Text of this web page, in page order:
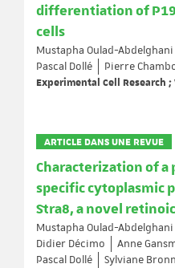
differentiation of
cells
Mustapha Oulad-Abdelghani
Pascal Dollé
Pierre
Experimental Cell Research
ARTICLE DANS UNE REVUE
Characterization of
specific cytoplasmic
Stra8, a novel
Mustapha Oulad-Abdelghani
Didier Décimo
Anne
Pascal Dollé
Sylviane